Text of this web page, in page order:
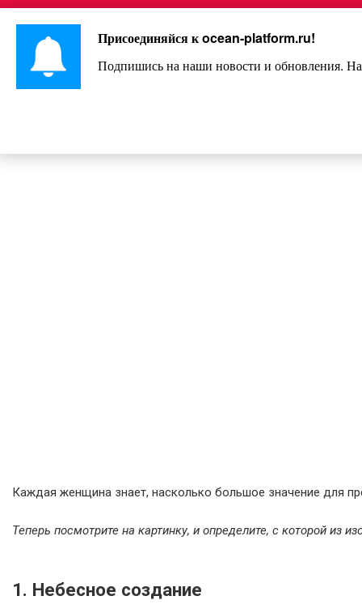
Перейти
контенту
Интересно и весело!
Каждая женщина знает, насколько большое значение для
Теперь посмотрите на картинку, и определите, с которой из
1. Небесное создание
Присоединяйся кocean-platform.ru!
Подпишись на наши новости и обновления.